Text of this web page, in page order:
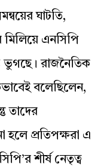
ঘাটতি,
মিলিয়ে এনসিপি
ভুগছে। রাজনৈতিক
বলেছিলেন,
তাদের
হলে প্রতিপক্ষরা এ
শীর্ষ নেতৃত্ব